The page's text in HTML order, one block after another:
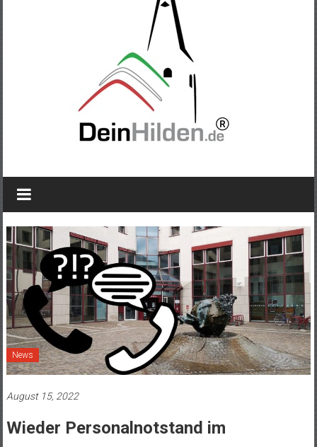
News
August 15, 2022
Wieder Personalnotstand im